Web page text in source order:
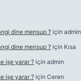
dine mensup ? için admin
dine mensup ? için Kısa
işe yarar ? için admin
işe yarar ? için Ceren